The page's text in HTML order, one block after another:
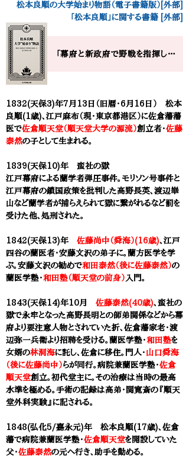
1832(天保3)年7月13日（旧暦・6月16日） 松本
良順(1歳)、江戸麻布（現・東京都港区）に佐倉藩藩
医で佐倉順天堂（順天堂大学の源流）創立者・佐藤
泰然の子として生まれる。
1839(天保10)年 蛮社の獄
江戸幕府による蘭学者弾圧事件。モリソン号事件と
江戸幕府の鎖国政策を批判した高野長英、渡辺崋
山など蘭学者が捕らえられて獄に繋がれるなど罰を
受けた他、処刑された。
1842(天保13)年 佐藤尚中（舜海）(16歳)、江戸
四谷の蘭医者・安藤文沢の弟子に。蘭方医学を学
ぶ。安藤文沢の勧めで和田泰然（後に佐藤泰然）の
蘭医学塾・和田塾（順天堂の前身） 入門。
1843(天保14)年10月 佐藤泰然(40歳)、蛮社の
獄で永牢となった高野長明との師弟関係などから幕
府より要注意人物とされていた折、佐倉藩家老・渡
辺弥一兵衛より招聘を受ける。蘭医学塾・和田塾を
女婿の林洞海に託し、佐倉に移住。門人・ 山口舜海
（後に佐藤尚中）らが同行。病院兼蘭医学塾・佐倉
順天堂創立。初代堂主に。その治療は当時の最高
水準を極める。手術の記録は高弟・関寛斎の『順天
堂外科実験』に記される。
1848(弘化5/嘉永元)年 松本良順(17歳)、佐倉
藩で病院兼蘭医学塾・佐倉順天堂を開設していた
父・佐藤泰然の元へ行き、助手を勤める。
「幕府と新政府で野戦を指揮した、近代軍医の祖禁制動乱の中、近代医学の源流を拓く」​ 松本良順の大学”始まり”物語
松本良順の大学始まり物語（電子書籍版）[外部]
「松本良順」に関する書籍 [外部]